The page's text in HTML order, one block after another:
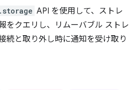
API を使用して、ストレ
をクエリし、リムーバブル ストレ
続と取り外し時に通知を受け取り